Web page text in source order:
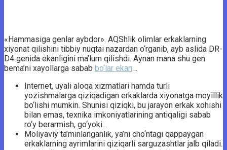
«Hammasiga genlar aybdor». AQShlik olimlar erkaklarning
xiyonat qilishini tibbiy nuqtai nazardan o‘rganib, ayb aslida DR-
D4 genida ekanligini ma’lum qilishdi. Aynan mana shu gen
bema’ni xayollarga sabab bo‘lar ekan…
Internet, uyali aloqa xizmatlari hamda turli
yozishmalarga qiziqadigan erkaklarda xiyonatga moyillik
bo‘lishi mumkin. Shunisi qiziqki, bu jarayon erkak xohishi
bilan emas, texnika imkoniyatlarining antiqaligi sabab
ro‘y berarmish, go‘yoki…
Moliyaviy ta’minlanganlik, ya’ni cho‘ntagi qappaygan
erkaklarning ayrimlarini qiziqarli sarguzashtlar jalb qiladi.